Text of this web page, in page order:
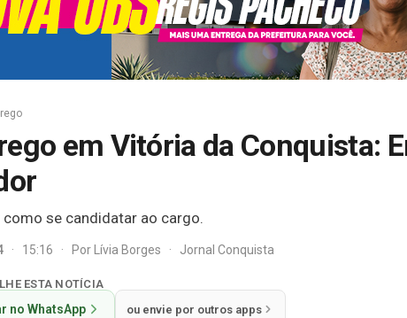
em Vitória da Conquista:
como se candidatar ao cargo.
· 15:16 · PorLívia Borges · Jornal Conquista
ESTA NOTÍCIA
no WhatsApp ou envie por outros apps